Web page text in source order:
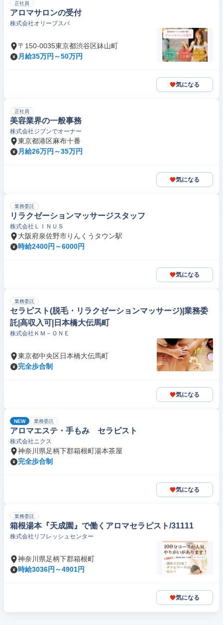
正社員
アロマサロンの受付
株式会社オリーブスパ
〒150-0035東京都渋谷区鉢山町
月給35万円～50万円
気になる
正社員
美容業界の一般事務
株式会社ジブンでオーナー
東京都港区麻布十番
月給26万円～35万円
気になる
業務委託
リラクゼーションマッサージスタッフ
株式会社ＬＩＮＵＳ
大阪府泉佐野市りんくうタウン駅
時給2400円～6000円
気になる
業務委託
セラピスト(脱毛・リラクゼーションマッサージ)|業務委
託|高収入可|日本橋大伝馬町
株式会社ＫＭ－ＯＮＥ
東京都中央区日本橋大伝馬町
完全歩合制
気になる
NEW 業務委託
アロマエステ・手もみ セラピスト
株式会社ニクス
神奈川県足柄下郡箱根町湯本茶屋
完全歩合制
気になる
業務委託
箱根湯本『天成園』で働くアロマセラピスト/31111
株式会社リフレッシュセンター
神奈川県足柄下郡箱根町
時給3036円～4901円
気になる